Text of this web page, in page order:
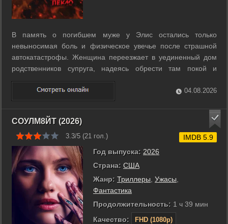
В память о погибшем муже у Элис остались только
невыносимая боль и физическое увечье после страшной
автокатастрофы. Женщина переезжает в уединенный дом
родственников супруга, надеясь обрести там покой и
исцеление. Однако вместо утешения она находит на
чердаке древнюю книгу, открывающую врата в мир
кошмаров. Демонические силы проникают в жилище и ...
04.08.2026
СОУЛМ8ЙТ (2026)
3.3/5 (21 гол.)
Год выпуска: 2026
Страна: США
Жанр: Триллеры Ужасы
Фантастика
Продолжительность: 1 ч 39 мин
Качество:
FHD (1080p)
IMDB 5.9